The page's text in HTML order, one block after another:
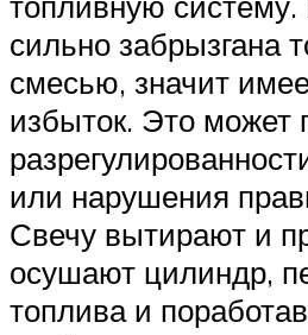
сильно забрызгана
смесью, значит
избыток. Это может
или нарушения
Свечу вытирают и
осушают цилиндр,
топлива и